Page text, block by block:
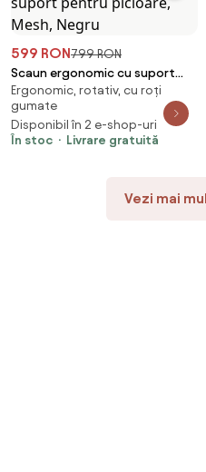
599 RON799 RON
Scaun ergonomic cu suport
lombar, pivotant 360°, tetieră
reglabilă, suport pentru
picioare, Mesh, Negru
Ergonomic, rotativ, cu roți
gumate
Disponibil în 2 e-shop-uri
În stoc
Livrare gratuită
Vezi mai